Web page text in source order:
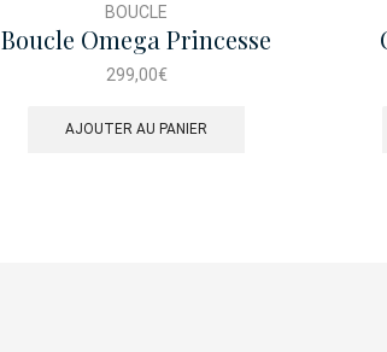
BOUCLE
Boucle Omega Princesse
299,00€
AJOUTER AU PANIER